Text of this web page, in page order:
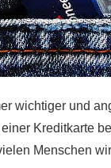
wichtiger und
Kreditkarte
Menschen